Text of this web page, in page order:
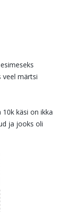
veel märtsi
käsi on ikka
ja jooks oli